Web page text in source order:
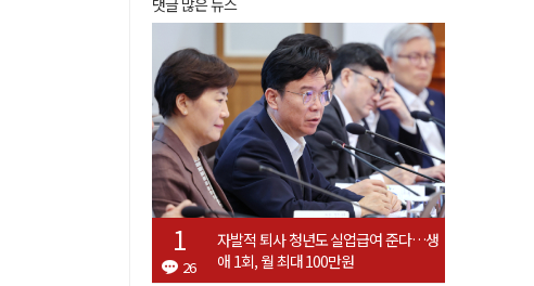
댓글 많은 뉴스
26
자발적 퇴사 청년도 실업급여 준다…생
애 1회, 월 최대 100만원